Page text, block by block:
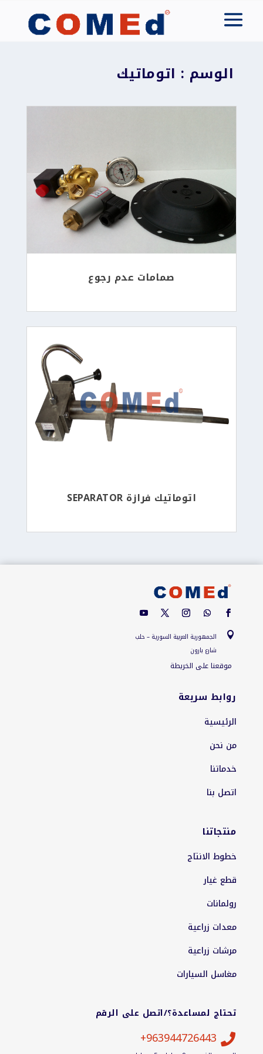
الوسم : اتوماتيك
صمامات عدم رجوع
اتوماتيك فرازة SEPARATOR

الجمهورية العربية السورية – حلب
شارع بارون
موقعنا على الخريطة
روابط سريعة
الرئيسية
من نحن
خدماتنا
اتصل بنا
منتجاتنا
خطوط الانتاج
قطع غيار
رولمانات
معدات زراعية
مرشات زراعية
مغاسل السيارات
تحتاج لمساعدة؟/اتصل على الرقم

963944726443+